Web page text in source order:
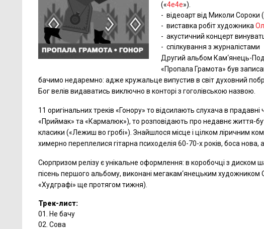
(«4е4е»).
- відеоарт від Миколи Сороки
- виставка робіт художника
- акустичний концерт
- спілкування з журналістами
Другий альбом Кам‘янець-
«Пропала Грамота» був
бачимо недаремно: адже кружальце випустив в світ духовний
Бог велів видаватись виключно в конторі з гоголівською назвою.
11 оригінальних треків «Гонору» то відсилають слухача в
«Приймак» та «Кармалюк»), то розповідають про недавнє життя-
класики («Лежиш во гробі»). Знайшлося місце і цілком ліричним
химерно переплелися гітарна психоделія 60-70-х років, боса нова,
Сюрпризом релізу є унікальне оформлення: в коробочці з диском
пісень першого альбому, виконані мегакам‘янецьким
«Худграфі» ще протягом тижня).
Трек-лист:
01. Не бачу
02. Сова